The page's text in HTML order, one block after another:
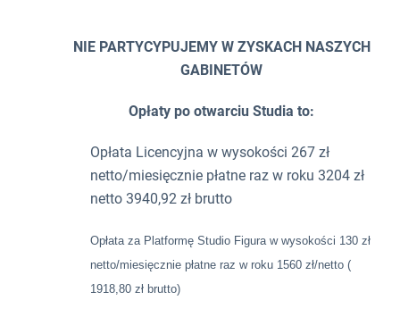
NIE PARTYCYPUJEMY W ZYSKACH NASZYCH
GABINETÓW
Opłaty po otwarciu Studia to:
Opłata Licencyjna w wysokości 267 zł
netto/miesięcznie płatne raz w roku 3204 zł
netto 3940,92 zł brutto
Opłata za Platformę Studio Figura w wysokości 130 zł
netto/miesięcznie płatne raz w roku 1560 zł/netto (
1918,80 zł brutto)